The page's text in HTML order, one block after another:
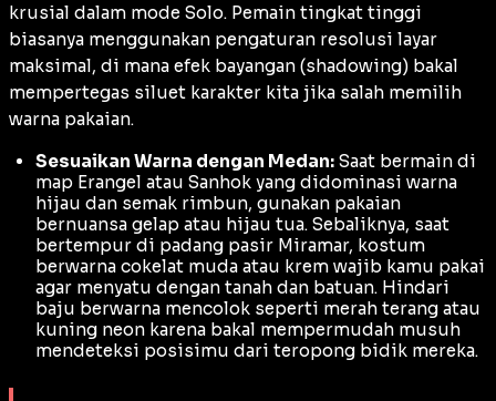
krusial dalam mode Solo. Pemain tingkat tinggi
biasanya menggunakan pengaturan resolusi layar
maksimal, di mana efek bayangan (shadowing) bakal
mempertegas siluet karakter kita jika salah memilih
warna pakaian.
Sesuaikan Warna dengan Medan: Saat bermain di
map Erangel atau Sanhok yang didominasi warna
hijau dan semak rimbun, gunakan pakaian
bernuansa gelap atau hijau tua. Sebaliknya, saat
bertempur di padang pasir Miramar, kostum
berwarna cokelat muda atau krem wajib kamu pakai
agar menyatu dengan tanah dan batuan. Hindari
baju berwarna mencolok seperti merah terang atau
kuning neon karena bakal mempermudah musuh
mendeteksi posisimu dari teropong bidik mereka.